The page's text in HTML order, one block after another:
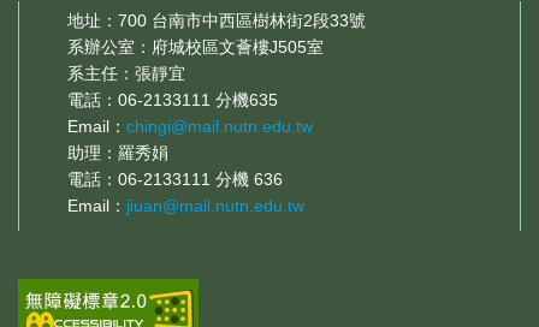
地址：700 台南市中西區樹林街2段33號
系辦公室：府城校區文薈樓J505室
系主任：張靜宜
電話：06-2133111 分機635
Email： chingi@mail.nutn.edu.tw
助理：羅秀娟
電話：06-2133111 分機 636
Email： jiuan@mail.nutn.edu.tw